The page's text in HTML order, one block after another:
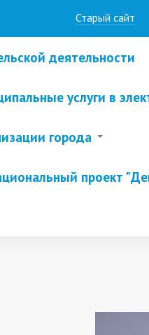
Старый сайт
деятельности
услуги в
города
проект